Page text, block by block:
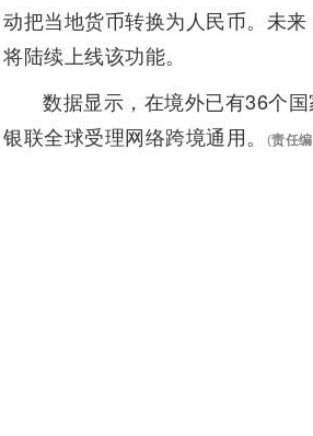
动把当地货币转换为人民币。未
将陆续上线该功能。
数据显示，在境外已有36个
银联全球受理网络跨境通用。
(责任